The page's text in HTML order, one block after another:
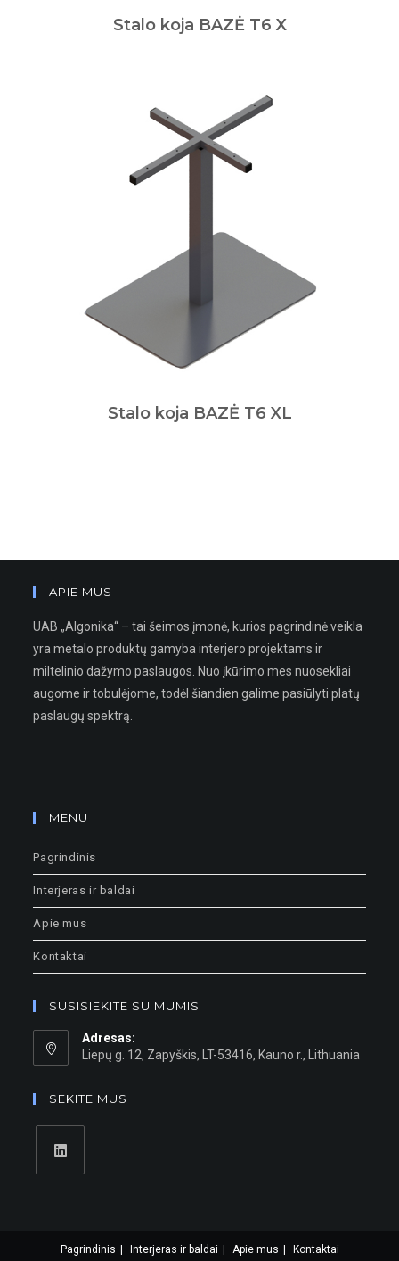
Stalo koja BAZĖ T6 X
Stalo koja BAZĖ T6 XL
APIE MUS
UAB „Algonika“ – tai šeimos įmonė, kurios pagrindinė veikla
yra metalo produktų gamyba interjero projektams ir
miltelinio dažymo paslaugos. Nuo įkūrimo mes nuosekliai
augome ir tobulėjome, todėl šiandien galime pasiūlyti platų
paslaugų spektrą.
MENU
Pagrindinis
Interjeras ir baldai
Apie mus
Kontaktai
SUSISIEKITE SU MUMIS
Adresas:
Liepų g. 12, Zapyškis, LT-53416, Kauno r., Lithuania
SEKITE MUS
Pagrindinis Interjeras ir baldai Apie mus Kontaktai